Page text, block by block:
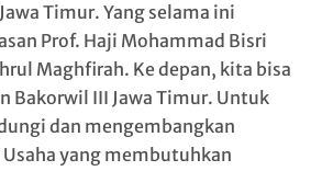
Timur. Yang selama ini
Prof. Haji Mohammad Bisri
Maghfirah. Ke depan, kita bisa
Bakorwil III Jawa Timur. Untuk
dan mengembangkan
yang membutuhkan